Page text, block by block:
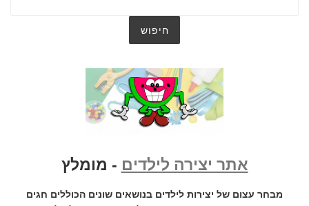
אתר יצירה לילדים - מומלץ
מבחר עצום של יצירות לילדים בנושאים שונים הכוללים חגים